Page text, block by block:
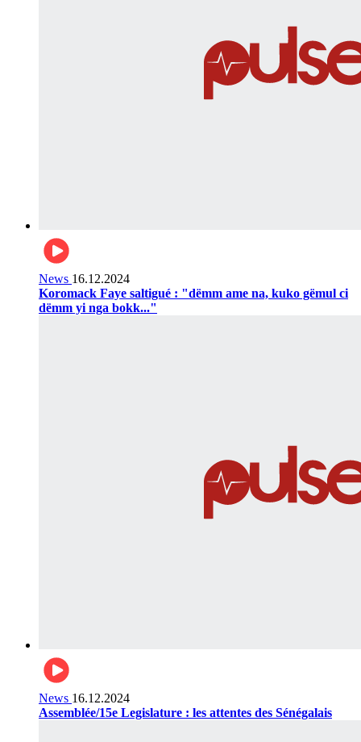
News 16.12.2024
Koromack Faye saltigué : "dëmm ame na, kuko gëmul ci
dëmm yi nga bokk..."
News 16.12.2024
Assemblée/15e Legislature : les attentes des Sénégalais